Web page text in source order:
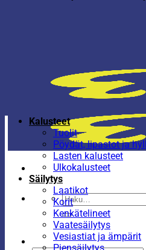
Etsi:
Kalusteet
Tuolit
Pöydät, lipastot ja
Lasten kalusteet
Ulkokalusteet
Säilytys
Laatikot
Korit
Kenkätelineet
Vaatesäilytys
Vesiastiat ja ämpärit